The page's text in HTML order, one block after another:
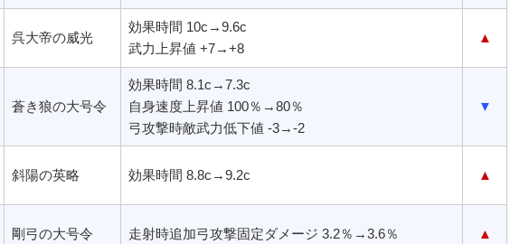
呉大帝の威光
効果時間 10c→9.6c
武力上昇値 +7→+8
▲
蒼き狼の大号令
効果時間 8.1c→7.3c
自身速度上昇値 100％→80％
弓攻撃時敵武力低下値 -3→-2
▼
斜陽の英略 効果時間 8.8c→9.2c ▲
剛弓の大号令 走射時追加弓攻撃固定ダメージ 3.2％→3.6％ ▲